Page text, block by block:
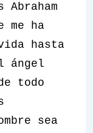
Abraham
me ha
hasta
ángel
todo
sea